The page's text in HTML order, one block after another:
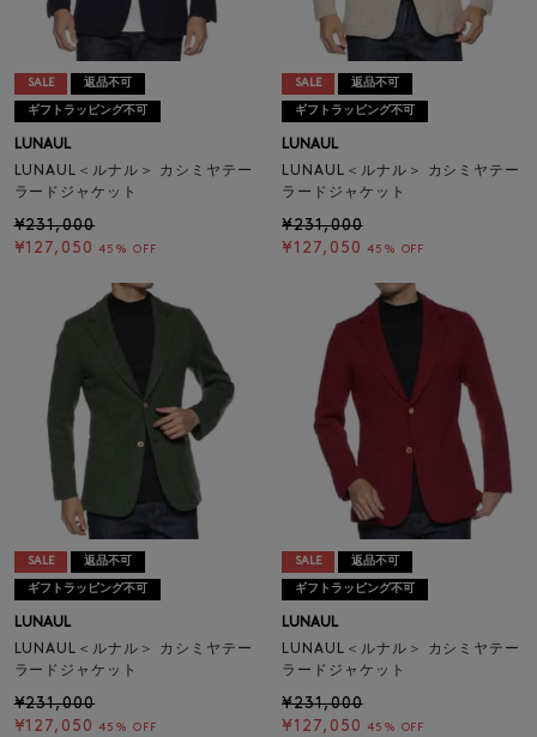
SALE 返品不可
ギフトラッピング不可
LUNAUL
LUNAUL＜ルナル＞ カシミヤテー
ラードジャケット
¥231,000
¥127,050 45% OFF
SALE 返品不可
ギフトラッピング不可
LUNAUL
LUNAUL＜ルナル＞ カシミヤテー
ラードジャケット
¥231,000
¥127,050 45% OFF
SALE 返品不可
ギフトラッピング不可
LUNAUL
LUNAUL＜ルナル＞ カシミヤテー
ラードジャケット
¥231,000
¥127,050 45% OFF
SALE 返品不可
ギフトラッピング不可
LUNAUL
LUNAUL＜ルナル＞ カシミヤテー
ラードジャケット
¥231,000
¥127,050 45% OFF